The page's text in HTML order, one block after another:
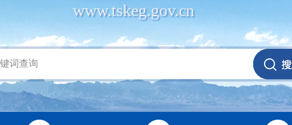
www.tskeg.gov.cn